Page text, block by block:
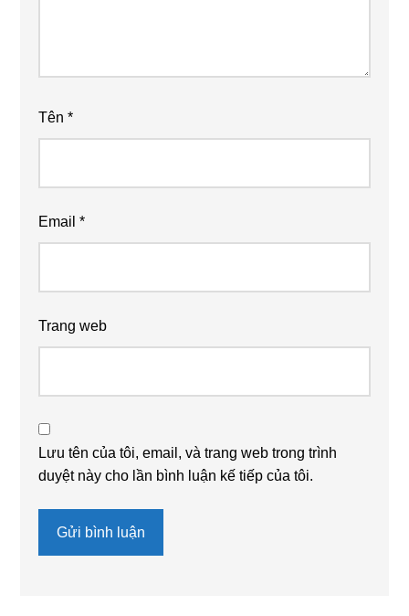
Tên*
Email*
Trang web
Lưu tên của tôi, email, và trang web trong trình
duyệt này cho lần bình luận kế tiếp của tôi.